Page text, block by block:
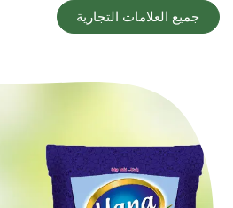
جميع العلامات التجارية